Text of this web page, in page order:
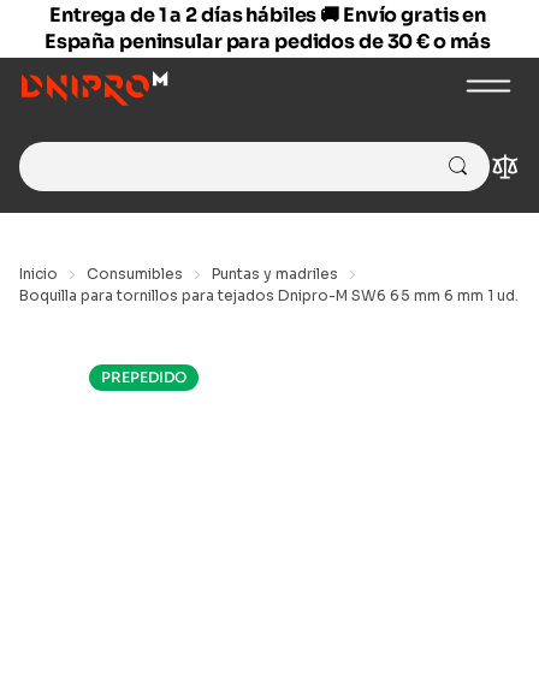
Entrega de 1 a 2 días hábiles 🚚 Envío gratis en
España peninsular para pedidos de 30 € o más
Search
for:
Inicio Consumibles
Puntas y madriles
Boquilla para tornillos para tejados Dnipro-M SW6 65 mm 6 mm 1 ud.
PREPEDIDO